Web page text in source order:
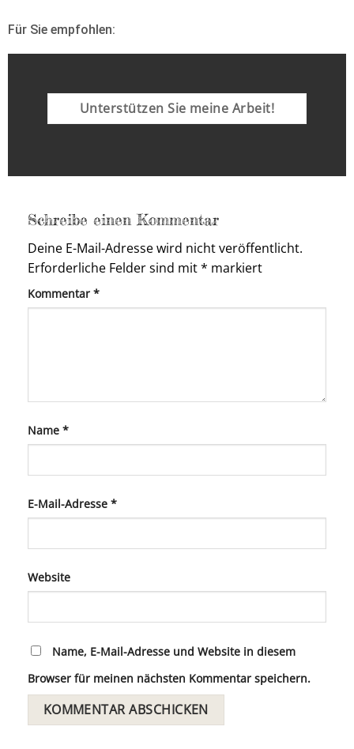
Für Sie empfohlen:
Unterstützen Sie meine Arbeit!
Schreibe einen Kommentar
Deine E-Mail-Adresse wird nicht veröffentlicht.
Erforderliche Felder sind mit* markiert
Kommentar *
Name *
E-Mail-Adresse *
Website
Name, E-Mail-Adresse und Website in diesem
Browser für meinen nächsten Kommentar speichern.